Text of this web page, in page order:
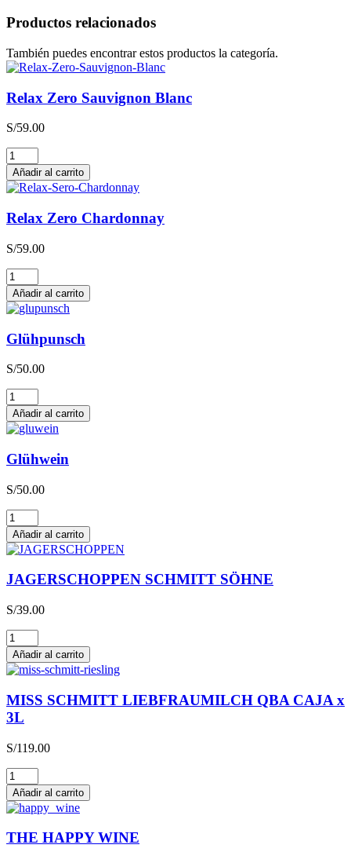
Productos relacionados
También puedes encontrar estos productos la categoría.
Relax Zero Sauvignon Blanc
S/59.00
Relax
Zero
Sauvignon
Blanc
cantidad
Añadir al carrito
Relax Zero Chardonnay
S/59.00
Relax
Zero
Chardonnay
cantidad
Añadir al carrito
Glühpunsch
S/50.00
Glühpunsch
cantidad
Añadir al carrito
Glühwein
S/50.00
Glühwein
cantidad
Añadir al carrito
JAGERSCHOPPEN SCHMITT SÖHNE
S/39.00
JAGERSCHOPPEN
SCHMITT
SÖHNE
cantidad
Añadir al carrito
MISS SCHMITT LIEBFRAUMILCH QBA CAJA x
3L
S/119.00
MISS
SCHMITT
LIEBFRAUMILCH
QBA
CAJA
x
Añadir al carrito
THE HAPPY WINE